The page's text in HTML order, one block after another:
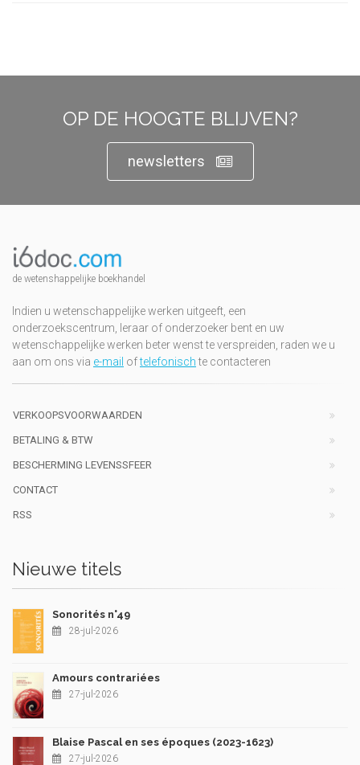
OP DE HOOGTE BLIJVEN?
newsletters
de wetenshappelijke boekhandel
Indien u wetenschappelijke werken uitgeeft, een
onderzoekscentrum, leraar of onderzoeker bent en uw
wetenschappelijke werken beter wenst te verspreiden, raden we u
aan om ons via e-mail oftelefonischte contacteren
VERKOOPSVOORWAARDEN
BETALING & BTW
BESCHERMING LEVENSSFEER
CONTACT
RSS
Nieuwe titels
Sonorités n°49
28-jul-2026
Amours contrariées
27-jul-2026
Blaise Pascal en ses époques (2023-1623)
27-jul-2026